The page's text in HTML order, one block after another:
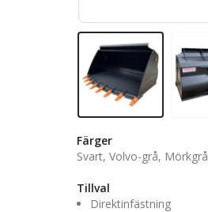
Färger
Svart, Volvo-grå, Mörkgrå
Tillval
Direktinfästning